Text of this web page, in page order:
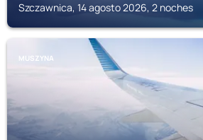
Szczawnica, 14 agosto 2026, 2 noches
MUSZYNA